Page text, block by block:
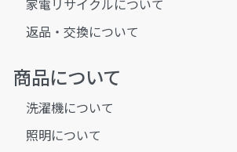
家電リサイクルについて
返品・交換について
商品について
洗濯機について
照明について